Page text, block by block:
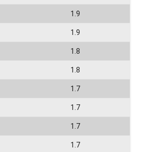
1.9
1.9
1.8
1.8
1.7
1.7
1.7
1.7